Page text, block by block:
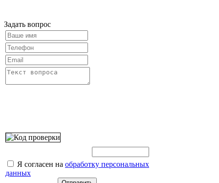
Задать вопрос
Я согласен на обработку персональных
данных